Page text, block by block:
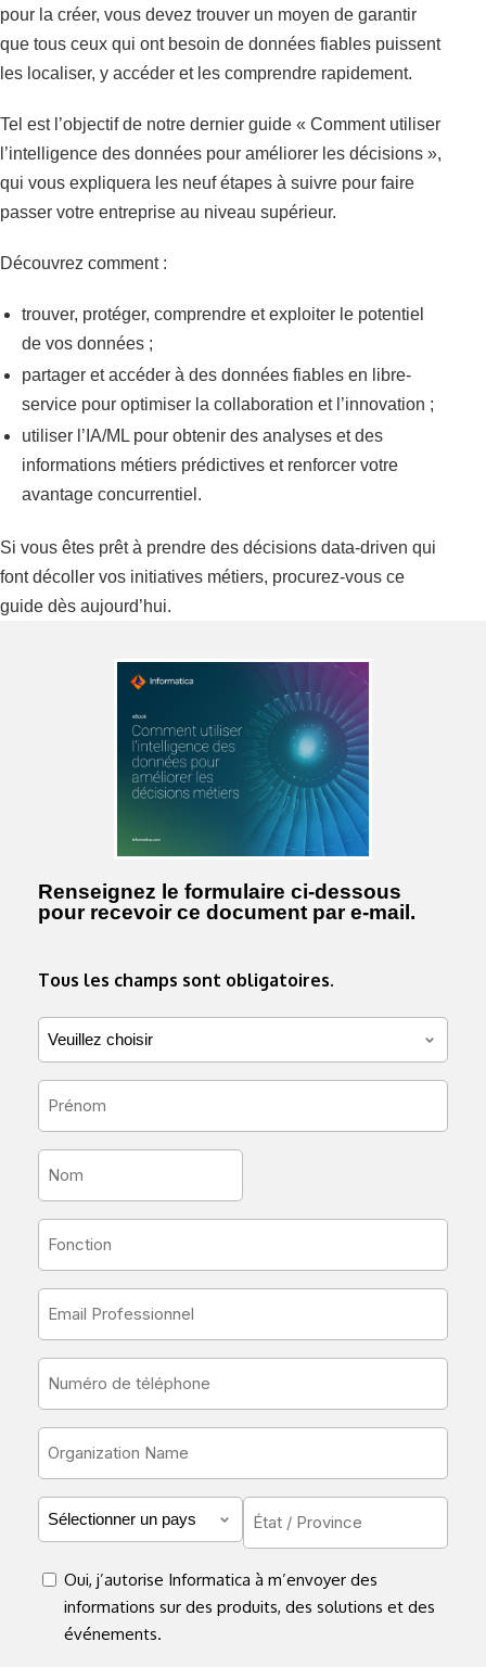
pour la créer, vous devez trouver un moyen de garantir
que tous ceux qui ont besoin de données fiables puissent
les localiser, y accéder et les comprendre rapidement.
Tel est l’objectif de notre dernier guide « Comment utiliser
l’intelligence des données pour améliorer les décisions »,
qui vous expliquera les neuf étapes à suivre pour faire
passer votre entreprise au niveau supérieur.
Découvrez comment :
trouver, protéger, comprendre et exploiter le potentiel
de vos données ;
partager et accéder à des données fiables en libre-
service pour optimiser la collaboration et l’innovation ;
utiliser l’IA/ML pour obtenir des analyses et des
informations métiers prédictives et renforcer votre
avantage concurrentiel.
Si vous êtes prêt à prendre des décisions data-driven qui
font décoller vos initiatives métiers, procurez-vous ce
guide dès aujourd’hui.
Renseignez le formulaire ci-dessous
pour recevoir ce document par e-mail.
Tous les champs sont obligatoires.
Veuillez
choisir
*
*
*
*Country
*
State
/
Province
*
consent
Oui, j’autorise Informatica à m’envoyer des
informations sur des produits, des solutions et des
événements.